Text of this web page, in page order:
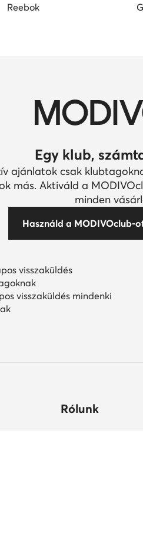
Reebok
Egy klub,
ajánlatok csak
más. Aktiváld a
minden
Használd a MODIVOclub-
visszaküldés
visszaküldés mindenki
Rólunk